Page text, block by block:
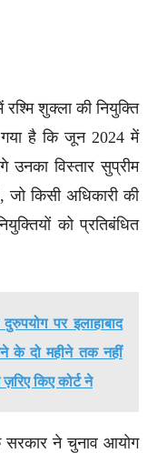
शुक्ला की नियुक्ति
गया है कि जून 2024 में
विस्तार सुप्रीम
जो किसी अधिकारी की
को प्रतिबंधित
पर इलाहाबाद
के दो महीने तक नहीं
ज़रिए किए कोर्ट ने
सरकार ने चुनाव आयोग